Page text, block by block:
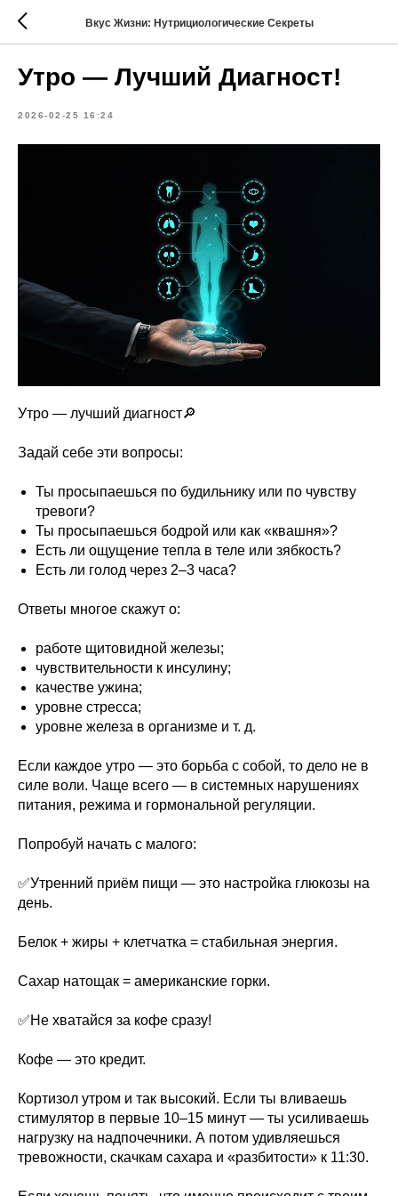
Вкус Жизни: Нутрициологические Секреты
Утро — Лучший Диагност!
2026-02-25 16:24
Утро — лучший диагност🔎
Задай себе эти вопросы:
Ты просыпаешься по будильнику или по чувству
тревоги?
Ты просыпаешься бодрой или как «квашня»?
Есть ли ощущение тепла в теле или зябкость?
Есть ли голод через 2–3 часа?
Ответы многое скажут о:
работе щитовидной железы;
чувствительности к инсулину;
качестве ужина;
уровне стресса;
уровне железа в организме и т. д.
Если каждое утро — это борьба с собой, то дело не в
силе воли. Чаще всего — в системных нарушениях
питания, режима и гормональной регуляции.
Попробуй начать с малого:
✅Утренний приём пищи — это настройка глюкозы на
день.
Белок + жиры + клетчатка = стабильная энергия.
Сахар натощак = американские горки.
✅Не хватайся за кофе сразу!
Кофе — это кредит.
Кортизол утром и так высокий. Если ты вливаешь
стимулятор в первые 10–15 минут — ты усиливаешь
нагрузку на надпочечники. А потом удивляешься
тревожности, скачкам сахара и «разбитости» к 11:30.